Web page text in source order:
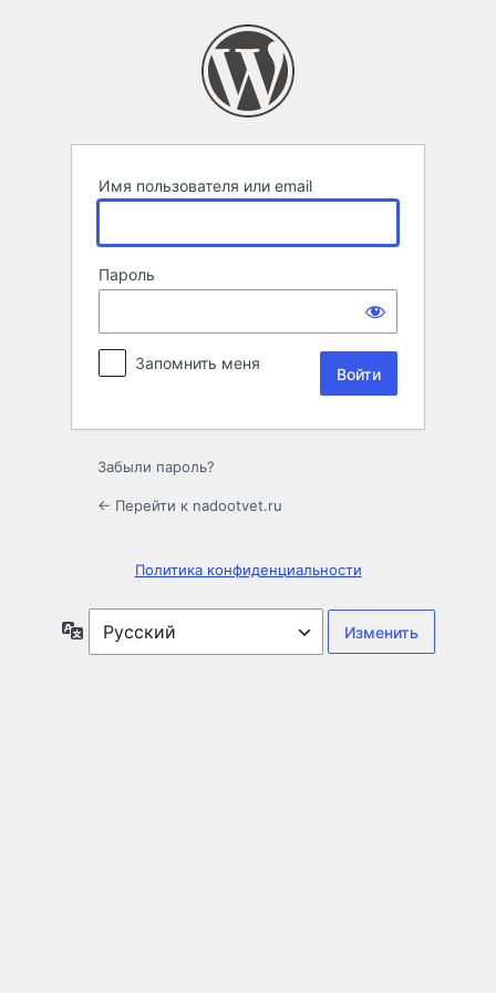
Имя пользователя или email
Пароль
Запомнить меня
Забыли пароль?
← Перейти к nadootvet.ru
Политика конфиденциальности
Язык